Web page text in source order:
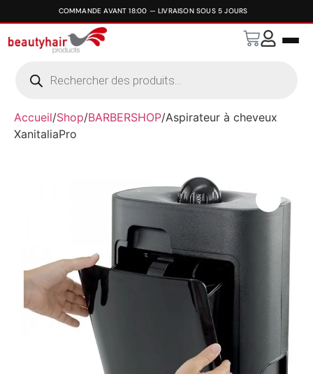
Accueil/Shop/BARBERSHOP/Aspirateur à cheveux
XanitaliaPro